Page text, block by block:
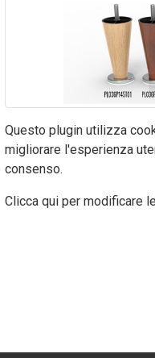
Questo plugin utilizza
migliorare l'esperienza
consenso.
Clicca qui per modificare